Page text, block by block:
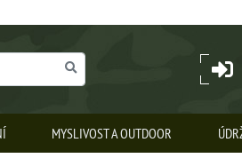
MYSLIVOST A OUTDOOR